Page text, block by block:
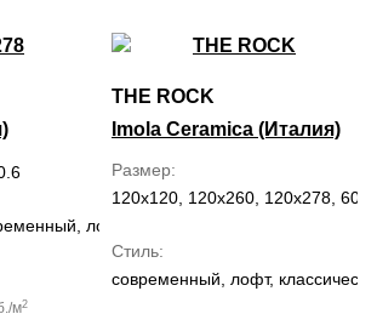
лофт, классический
м2
THE ROCK
Imola Ceramica (Италия)
Размер
120x120, 120x260, 120x278,
Стиль
современный, лофт,